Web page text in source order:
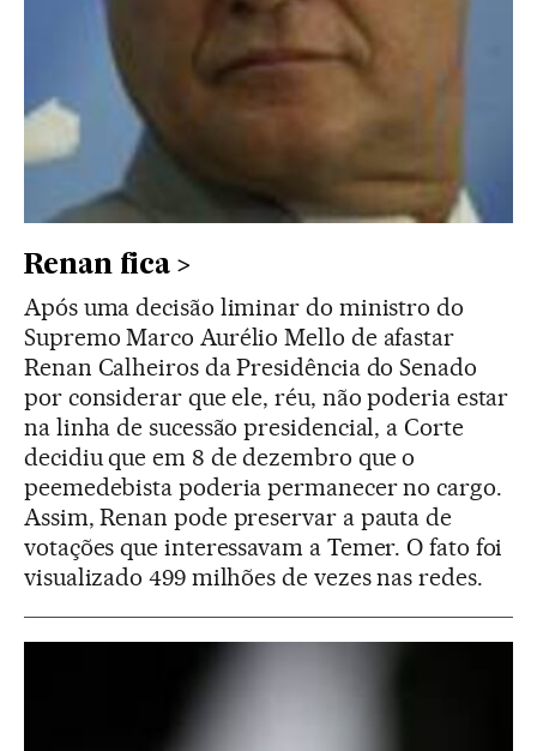
Renan fica
Após uma decisão liminar do ministro do
Supremo Marco Aurélio Mello de afastar
Renan Calheiros da Presidência do Senado
por considerar que ele, réu, não poderia estar
na linha de sucessão presidencial, a Corte
decidiu que em 8 de dezembro que o
peemedebista poderia permanecer no cargo.
Assim, Renan pode preservar a pauta de
votações que interessavam a Temer. O fato foi
visualizado 499 milhões de vezes nas redes.